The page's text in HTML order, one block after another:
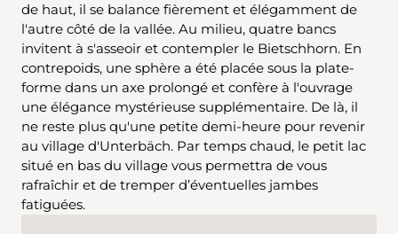
de haut, il se balance fièrement et élégamment de
l'autre côté de la vallée. Au milieu, quatre bancs
invitent à s'asseoir et contempler le Bietschhorn. En
contrepoids, une sphère a été placée sous la plate-
forme dans un axe prolongé et confère à l'ouvrage
une élégance mystérieuse supplémentaire. De là, il
ne reste plus qu'une petite demi-heure pour revenir
au village d'Unterbäch. Par temps chaud, le petit lac
situé en bas du village vous permettra de vous
rafraîchir et de tremper d’éventuelles jambes
fatiguées.